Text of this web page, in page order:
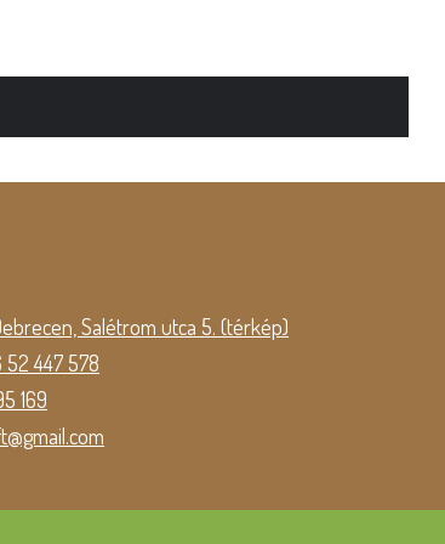
Salétrom utca 5. (térkép)
52 447 578
169